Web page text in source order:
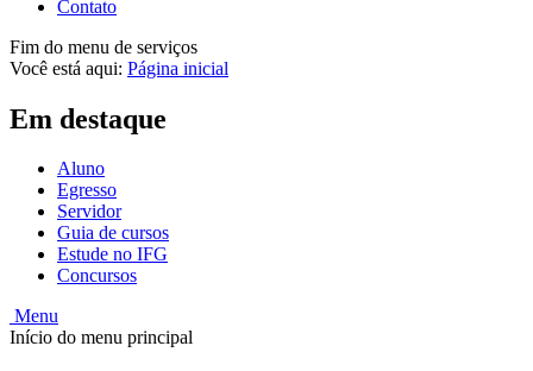
Contato
Fim do menu de serviços
Você está aqui: Página inicial
Em destaque
Aluno
Egresso
Servidor
Guia de cursos
Estude no IFG
Concursos
Menu
Início do menu principal